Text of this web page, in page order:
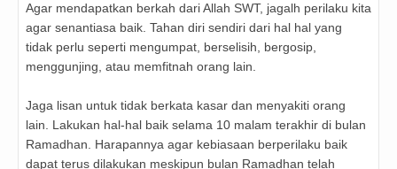
Agar mendapatkan berkah dari Allah SWT, jagalh perilaku kita
agar senantiasa baik. Tahan diri sendiri dari hal hal yang
tidak perlu seperti mengumpat, berselisih, bergosip,
menggunjing, atau memfitnah orang lain.
Jaga lisan untuk tidak berkata kasar dan menyakiti orang
lain. Lakukan hal-hal baik selama 10 malam terakhir di bulan
Ramadhan. Harapannya agar kebiasaan berperilaku baik
dapat terus dilakukan meskipun bulan Ramadhan telah